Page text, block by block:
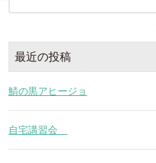
最近の投稿
鯖の黒アヒージョ
自宅講習会